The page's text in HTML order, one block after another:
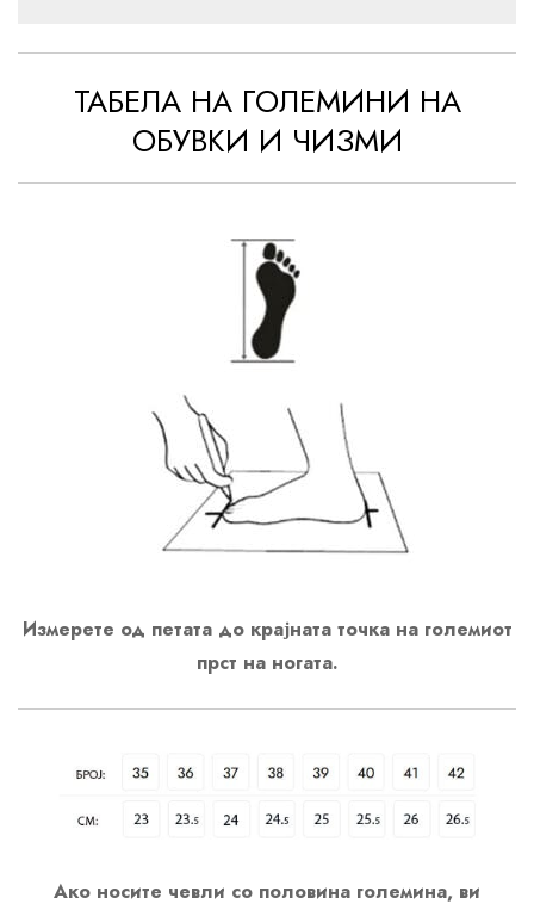
ТАБЕЛА НА ГОЛЕМИНИ НА
ОБУВКИ И ЧИЗМИ
Измерете од петата до крајната точка на големиот
прст на ногата.
Ако носите чевли со половина големина, ви